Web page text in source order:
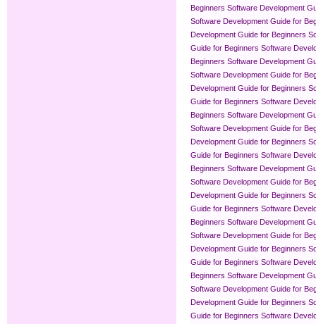
Beginners Software Development
Software Development Guide for
Development Guide for Beginners
Guide for Beginners Software
Beginners Software Development
Software Development Guide for
Development Guide for Beginners
Guide for Beginners Software
Beginners Software Development
Software Development Guide for
Development Guide for Beginners
Guide for Beginners Software
Beginners Software Development
Software Development Guide for
Development Guide for Beginners
Guide for Beginners Software
Beginners Software Development
Software Development Guide for
Development Guide for Beginners
Guide for Beginners Software
Beginners Software Development
Software Development Guide for
Development Guide for Beginners
Guide for Beginners Software